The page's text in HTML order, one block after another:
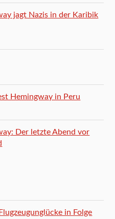
jagt Nazis in der Karibik
Hemingway in Peru
Der letzte Abend vor
in Folge